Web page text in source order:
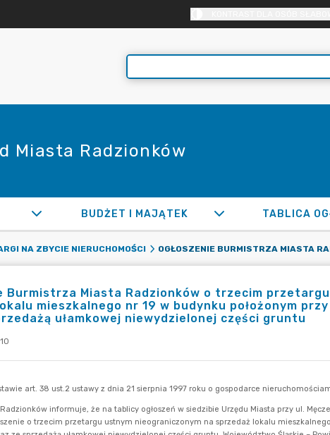
Miasta Radzionków
BUDŻET I MAJĄTEK TABLICA
NA ZBYCIE NIERUCHOMOŚCI
Burmistrza Miasta Radzionków o trzecim
mieszkalnego nr 19 w budynku położonym
ułamkowej niewydzielonej części gruntu